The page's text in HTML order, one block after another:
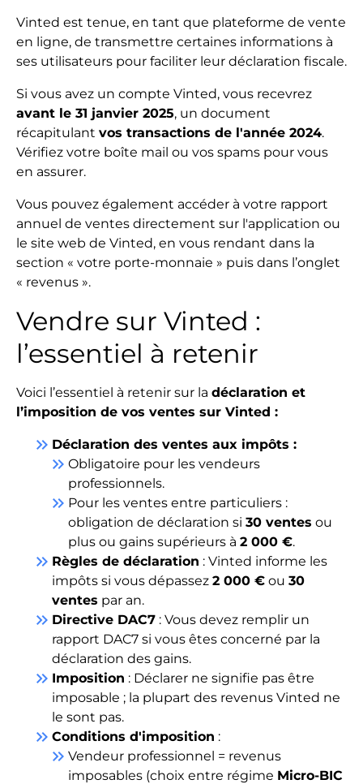
Vinted est tenue, en tant que plateforme de vente
en ligne, de transmettre certaines informations à
ses utilisateurs pour faciliter leur déclaration fiscale.
Si vous avez un compte Vinted, vous recevrez
avant le 31 janvier 2025, un document
récapitulant vos transactions de l'année 2024.
Vérifiez votre boîte mail ou vos spams pour vous
en assurer.
Vous pouvez également accéder à votre rapport
annuel de ventes directement sur l'application ou
le site web de Vinted, en vous rendant dans la
section « votre porte-monnaie » puis dans l’onglet
« revenus ».
Vendre sur Vinted :
l’essentiel à retenir
Voici l’essentiel à retenir sur la déclaration et
l’imposition de vos ventes sur Vinted :
keyboard_double_arrow_right Déclaration des ventes aux impôts :
keyboard_double_arrow_right Obligatoire pour les vendeurs
professionnels.
keyboard_double_arrow_right Pour les ventes entre particuliers :
obligation de déclaration si 30 ventes ou
plus ou gains supérieurs à 2 000 €.
keyboard_double_arrow_right Règles de déclaration : Vinted informe les
impôts si vous dépassez 2 000 € ou 30
ventes par an.
keyboard_double_arrow_right Directive DAC7 : Vous devez remplir un
rapport DAC7 si vous êtes concerné par la
déclaration des gains.
keyboard_double_arrow_right Imposition : Déclarer ne signifie pas être
imposable ; la plupart des revenus Vinted ne
le sont pas.
keyboard_double_arrow_right Conditions d'imposition :
keyboard_double_arrow_right Vendeur professionnel = revenus
imposables (choix entre régime Micro-BIC